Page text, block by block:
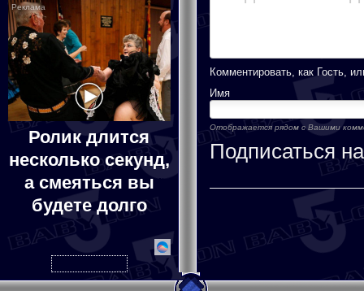
Ролик длится
несколько секунд,
а смеяться вы
будете долго
Комментировать, как Гость,
Имя
Отображается рядом с Вашими
Подписаться